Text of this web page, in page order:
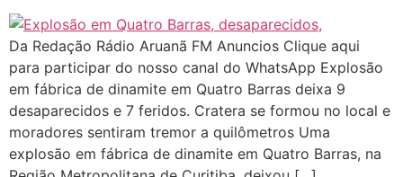
Da Redação Rádio Aruanã FM Anuncios Clique aqui
para participar do nosso canal do WhatsApp Explosão
em fábrica de dinamite em Quatro Barras deixa 9
desaparecidos e 7 feridos. Cratera se formou no local e
moradores sentiram tremor a quilômetros Uma
explosão em fábrica de dinamite em Quatro Barras, na